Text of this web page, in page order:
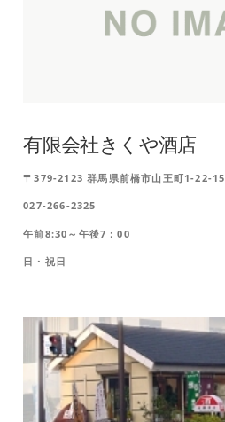
有限会社きくや酒店
〒379-2123 群馬県前橋市山王町1-22-15
027-266-2325
午前8:30～午後7：00
日・祝日